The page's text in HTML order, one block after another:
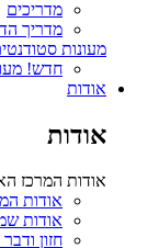
מדריכים
מדריך
מעונות
חדש!
אודות
אודות
אודות המרכז
אודות
אודות
חזון